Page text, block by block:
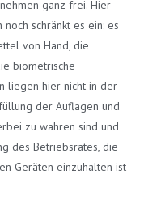
ganz frei. Hier
schränkt es ein: es
von Hand, die
biometrische
liegen hier nicht in der
der Auflagen und
zu wahren sind und
des Betriebsrates, die
Geräten einzuhalten ist